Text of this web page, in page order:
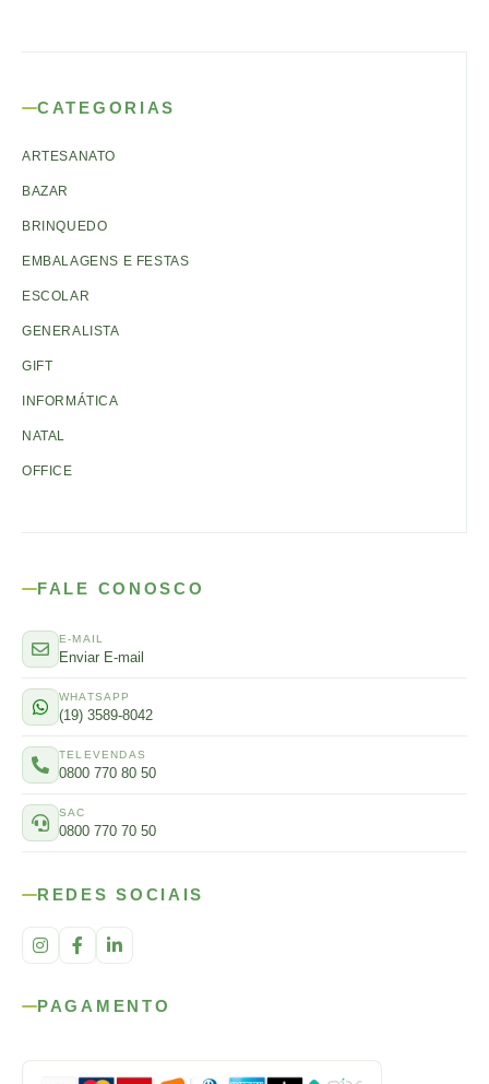
CATEGORIAS
ARTESANATO
BAZAR
BRINQUEDO
EMBALAGENS E FESTAS
ESCOLAR
GENERALISTA
GIFT
INFORMÁTICA
NATAL
OFFICE
FALE CONOSCO
E-MAIL
Enviar E-mail
WHATSAPP
(19) 3589-8042
TELEVENDAS
0800 770 80 50
SAC
0800 770 70 50
REDES SOCIAIS
PAGAMENTO